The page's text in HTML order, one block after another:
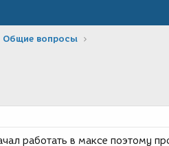
Общие вопросы
работать в максе поэтому